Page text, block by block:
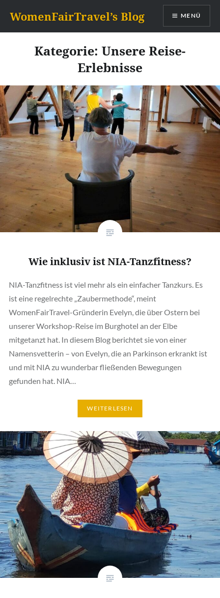
Inhalt
springen
WomenFairTravel’s Blog MENÜ
Kategorie: Unsere Reise-
Erlebnisse
Wie inklusiv ist NIA-Tanzfitness?
NIA-Tanzfitness ist viel mehr als ein einfacher Tanzkurs. Es
ist eine regelrechte „Zaubermethode“, meint
WomenFairTravel-Gründerin Evelyn, die über Ostern bei
unserer Workshop-Reise im Burghotel an der Elbe
mitgetanzt hat. In diesem Blog berichtet sie von einer
Namensvetterin – von Evelyn, die an Parkinson erkrankt ist
und mit NIA zu wunderbar fließenden Bewegungen
gefunden hat. NIA…
WEITERLESEN